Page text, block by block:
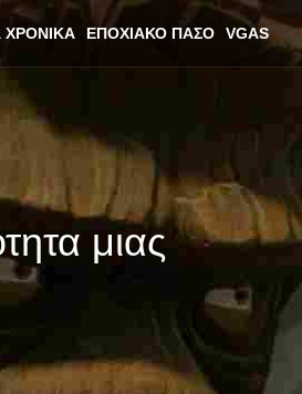
ΧΡΟΝΙΚΆ ΕΠΟΧΙΑΚΌ ΠΆΣΟ VGAS
μιας